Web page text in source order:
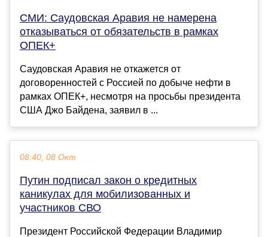
СМИ: Саудовская Аравия не намерена
отказываться от обязательств в рамках
ОПЕК+
Саудовская Аравия не откажется от
договоренностей с Россией по добыче нефти в
рамках ОПЕК+, несмотря на просьбы президента
США Джо Байдена, заявил в ...
08:40, 08 Окт
Путин подписал закон о кредитных
каникулах для мобилизованных и
участников СВО
Президент Российской Федерации Владимир